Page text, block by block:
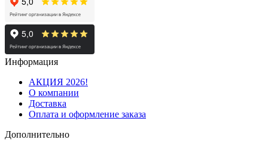
Информация
АКЦИЯ 2026!
О компании
Доставка
Оплата и оформление заказа
Дополнительно